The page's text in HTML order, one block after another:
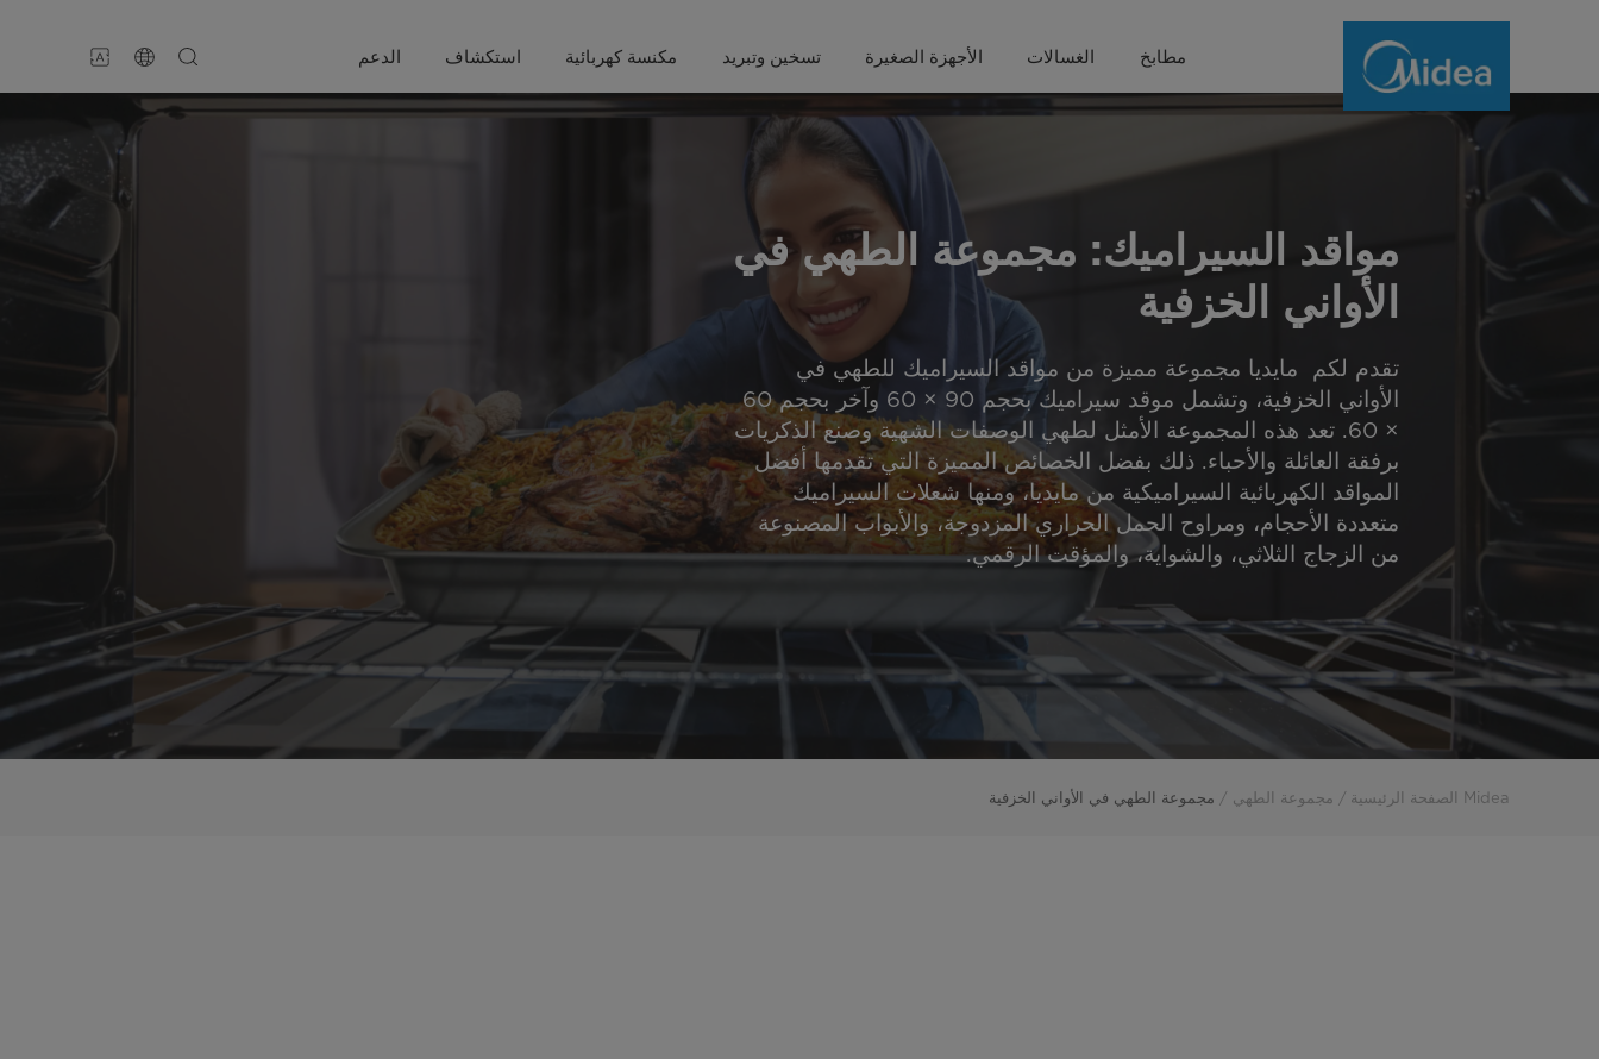
Cooking
مطابخ الغسالات الأجهزة الصغيرة تسخين وتبريد مكنسة كهربائية استكشاف الدعم
مواقد السيراميك: مجموعة الطهي في
الأواني الخزفية
تقدم لكم مايديا مجموعة مميزة من مواقد السيراميك للطهي في
الأواني الخزفية، وتشمل موقد سيراميك بحجم 90 × 60 وآخر بحجم 60
× 60. تعد هذه المجموعة الأمثل لطهي الوصفات الشهية وصنع الذكريات
برفقة العائلة والأحباء. ذلك بفضل الخصائص المميزة التي تقدمها أفضل
المواقد الكهربائية السيراميكية من مايديا، ومنها شعلات السيراميك
متعددة الأحجام، ومراوح الحمل الحراري المزدوجة، والأبواب المصنوعة
من الزجاج الثلاثي، والشواية، والمؤقت الرقمي.
Midea الصفحة الرئيسية مجموعة الطهي مجموعة الطهي في الأواني الخزفية